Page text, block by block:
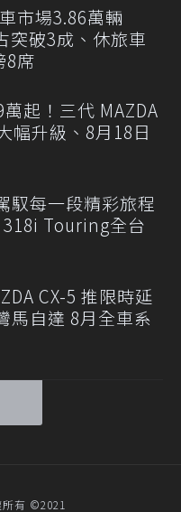
市場3.86萬輛
突破3成、休旅車
8席
起！三代 MAZDA
幅升級、8月18日
馭每一段精彩旅程
318i Touring全台
CX-5 推限時延
馬自達 8月全車系
有 ©2021